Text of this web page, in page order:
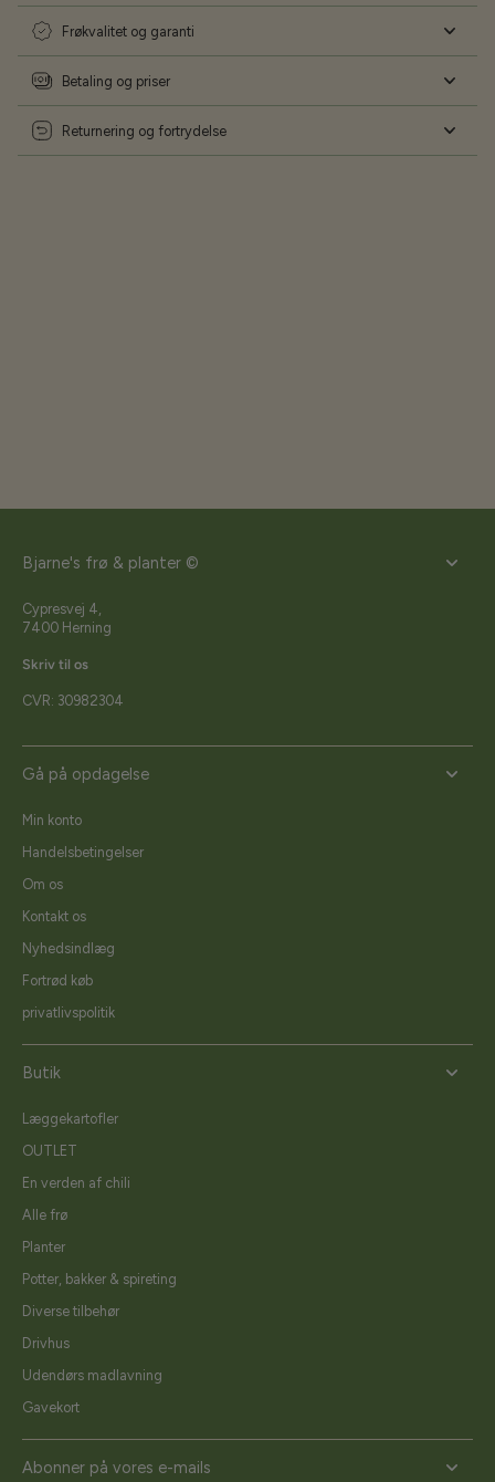
Frøkvalitet og garanti
Betaling og priser
Returnering og fortrydelse
Bjarne's frø & planter ©
Cypresvej 4,
7400 Herning
Skriv til os
CVR: 30982304
Gå på opdagelse
Min konto
Handelsbetingelser
Om os
Kontakt os
Nyhedsindlæg
Fortrød køb
privatlivspolitik
Butik
Læggekartofler
OUTLET
En verden af chili
Alle frø
Planter
Potter, bakker & spireting
Diverse tilbehør
Drivhus
Udendørs madlavning
Gavekort
Abonner på vores e-mails